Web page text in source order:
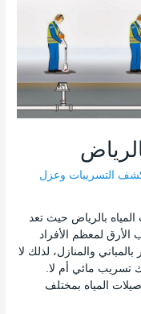
التسريبات وعزل
بالرياض حيث تعد
لمعظم الأفراد
والمنازل، لذلك لا
تسريب مائي أم لا.
المياه بمختلف